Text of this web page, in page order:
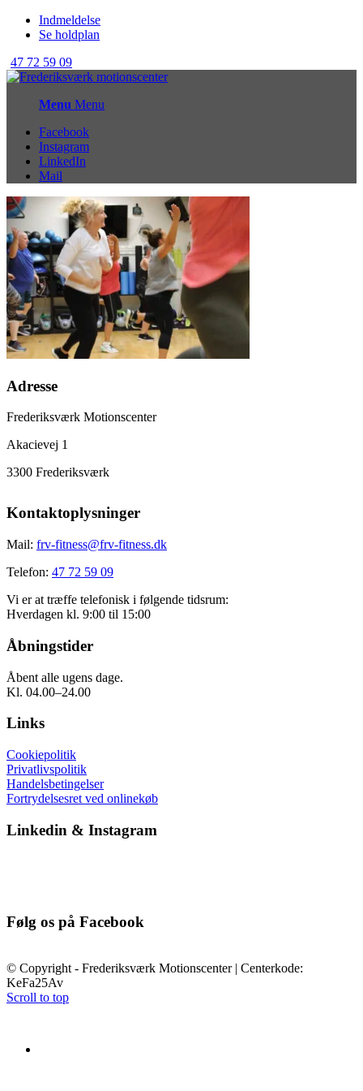
Indmeldelse
Se holdplan
47 72 59 09
Menu Menu
Facebook
Instagram
LinkedIn
Mail
Adresse
Frederiksværk Motionscenter
Akacievej 1
3300 Frederiksværk
Kontaktoplysninger
Mail: frv-fitness@frv-fitness.dk
Telefon: 47 72 59 09
Vi er at træffe telefonisk i følgende tidsrum:
Hverdagen kl. 9:00 til 15:00
Åbningstider
Åbent alle ugens dage.
Kl. 04.00–24.00
Links
Cookiepolitik
Privatlivspolitik
Handelsbetingelser
Fortrydelsesret ved onlinekøb
Linkedin & Instagram
Følg os på Facebook
© Copyright - Frederiksværk Motionscenter | Centerkode:
KeFa25Av
Scroll to top